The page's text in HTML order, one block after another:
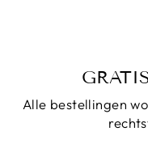
Alle bestellingen